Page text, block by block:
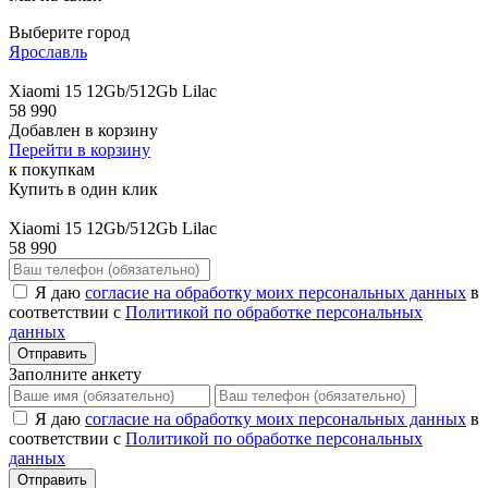
Выберите город
Ярославль
Xiaomi 15 12Gb/512Gb Lilac
58 990
Добавлен в корзину
Перейти в корзину
к покупкам
Купить в один клик
Xiaomi 15 12Gb/512Gb Lilac
58 990
Я даю согласие на обработку моих персональных данных в
соответствии с Политикой по обработке персональных
данных
Отправить
Заполните анкету
Я даю согласие на обработку моих персональных данных в
соответствии с Политикой по обработке персональных
данных
Отправить